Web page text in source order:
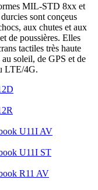
MIL-STD 8xx et
sont conçeus
aux chutes et aux
de poussières. Elles
tactiles très haute
soleil, de GPS et de
LTE/4G.
U11I AV
U11I ST
R11 AV